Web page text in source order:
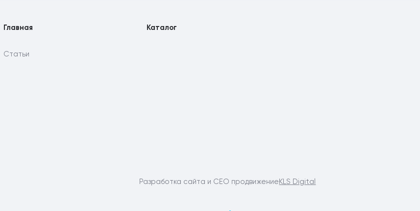
Главная
Статьи
Каталог
Разработка сайта и СЕО продвижениеKLS Digital